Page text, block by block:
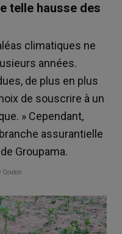
telle hausse des
climatiques ne
années.
de plus en plus
de souscrire à un
» Cependant,
assurantielle
Groupama.
Couton